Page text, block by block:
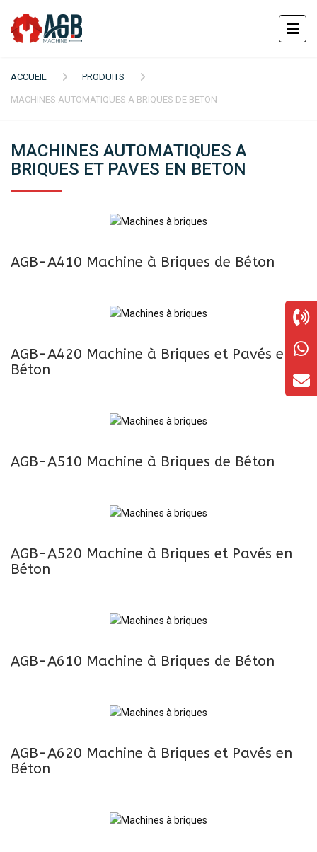
ACCUEIL PRODUITS
MACHINES AUTOMATIQUES A BRIQUES DE BETON
MACHINES AUTOMATIQUES A
BRIQUES ET PAVES EN BETON
AGB-A410 Machine à Briques de Béton
AGB-A420 Machine à Briques et Pavés en
Béton
AGB-A510 Machine à Briques de Béton
AGB-A520 Machine à Briques et Pavés en
Béton
AGB-A610 Machine à Briques de Béton
AGB-A620 Machine à Briques et Pavés en
Béton